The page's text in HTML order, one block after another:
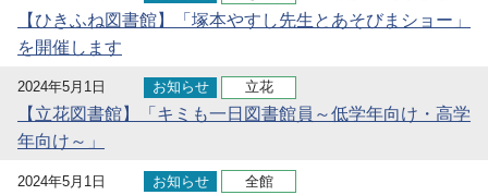
【ひきふね図書館】「塚本やすし先生とあそびまショー」
を開催します
2024年5月1日 お知らせ 立花
【立花図書館】「キミも一日図書館員～低学年向け・高学
年向け～」
2024年5月1日 お知らせ 全館